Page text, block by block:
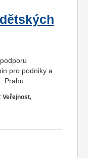
pro podniky a
Prahu.
Veřejnost,